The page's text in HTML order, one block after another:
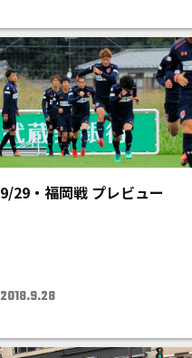
9/29・福岡戦 プレビュー
2018.9.28